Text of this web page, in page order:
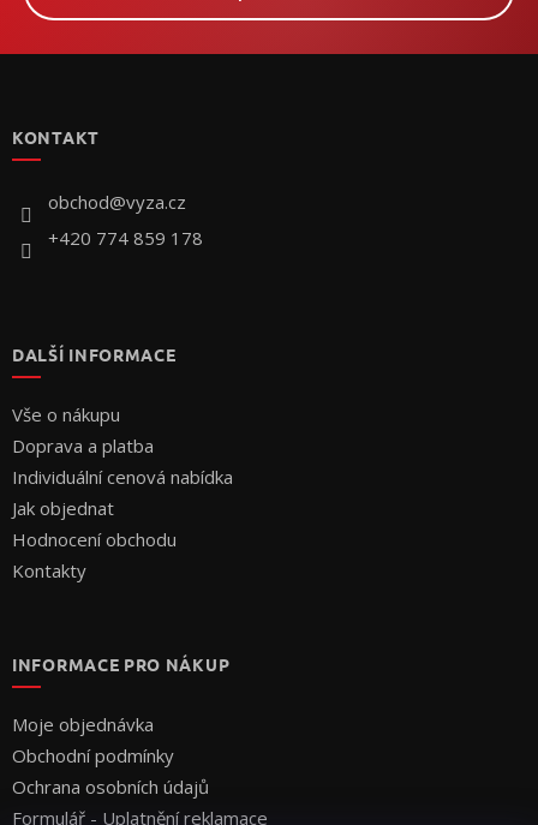
KONTAKT
obchod@vyza.cz
+420 774 859 178
DALŠÍ INFORMACE
Vše o nákupu
Doprava a platba
Individuální cenová nabídka
Jak objednat
Hodnocení obchodu
Kontakty
INFORMACE PRO NÁKUP
Moje objednávka
Obchodní podmínky
Ochrana osobních údajů
Formulář - Uplatnění reklamace